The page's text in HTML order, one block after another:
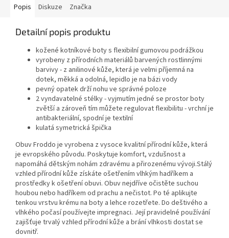
Popis Diskuze Značka
Detailní popis produktu
kožené kotníkové boty s flexibilní gumovou podrážkou
vyrobeny z přírodních materiálů barvených rostlinnými
barvivy - z anilinové kůže, která je velmi příjemná na
dotek, měkká a odolná, lepidlo je na bázi vody
pevný opatek drží nohu ve správné poloze
2 vyndavatelné stélky - vyjmutím jedné se prostor boty
zvětší a zároveň tím můžete regulovat flexibilitu - vrchní je
antibakteriální, spodní je textilní
kulatá symetrická špička
Obuv Froddo je vyrobena z vysoce kvalitní přírodní kůže, která
je evropského původu. Poskytuje komfort, vzdušnost a
napomáhá dětským nohám zdravému a přirozenému vývoji.Stálý
vzhled přírodní kůže získáte ošetřením vlhkým hadříkem a
prostředky k ošetření obuvi. Obuv nejdříve očistěte suchou
houbou nebo hadříkem od prachu a nečistot. Po té aplikujte
tenkou vrstvu krému na boty a lehce rozetřete. Do deštivého a
vlhkého počasí používejte impregnaci. Její pravidelné používání
zajišťuje trvalý vzhled přírodní kůže a brání vlhkosti dostat se
dovnitř.